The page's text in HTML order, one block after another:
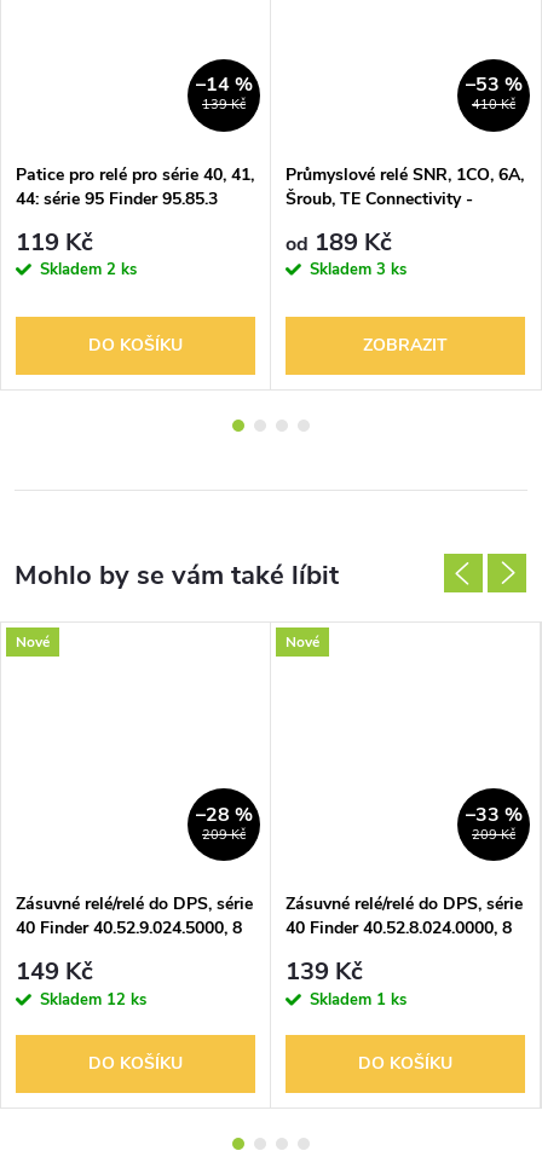
139 Kč
–14 %
Patice pro relé pro série 40, 41,
44: série 95 Finder 95.85.3
119 Kč
Skladem 2 ks
DO KOŠÍKU
410 Kč
–53 %
Průmyslové relé SNR, 1CO, 6A,
Šroub, TE Connectivity -
od 189 Kč
Skladem 3 ks
ZOBRAZIT
Nové
209 Kč
–28 %
Zásuvné relé/relé do DPS, série
40 Finder 40.52.9.024.5000, 8
149 Kč
Skladem 12 ks
DO KOŠÍKU
Nové
209 Kč
–33 %
Zásuvné relé/relé do DPS, série
40 Finder 40.52.8.024.0000, 8
139 Kč
Skladem 1 ks
DO KOŠÍKU